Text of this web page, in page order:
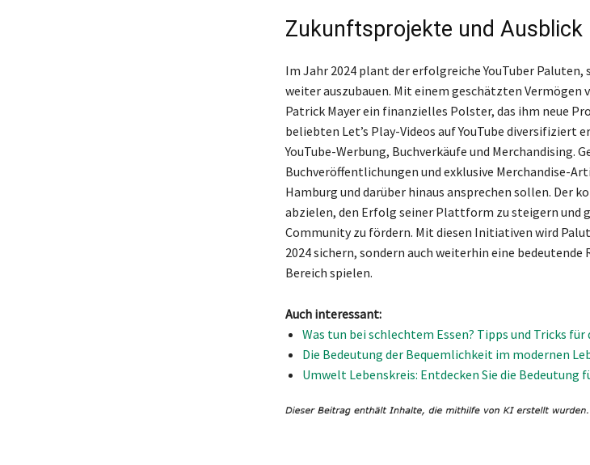
Zukunftsprojekte und Ausblick
Im Jahr 2024 plant der erfolgreiche YouTuber Paluten,
weiter auszubauen. Mit einem geschätzten Vermögen
Patrick Mayer ein finanzielles Polster, das ihm neue
beliebten Let’s Play-Videos auf YouTube diversifiziert
YouTube-Werbung, Buchverkäufe und Merchandising.
Buchveröffentlichungen und exklusive Merchandise-
Hamburg und darüber hinaus ansprechen sollen. Der
abzielen, den Erfolg seiner Plattform zu steigern und
Community zu fördern. Mit diesen Initiativen wird
2024 sichern, sondern auch weiterhin eine
Bereich spielen.
Auch interessant:
Was tun bei schlechtem Essen? Tipps und Tricks
Die Bedeutung der Bequemlichkeit im modernen
Umwelt Lebenskreis: Entdecken Sie die Bedeutung